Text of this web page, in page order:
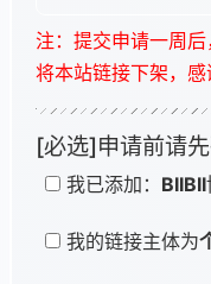
注：提交申请一周
将本站链接下架，感
[必选]申请前请
我已添加： BIIBII
我的链接主体为